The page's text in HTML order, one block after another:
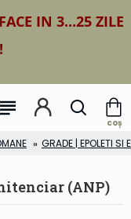
IN 3...25 ZILE
GRADE | EPOLETI SI
(ANP)